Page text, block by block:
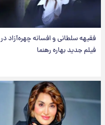
فقیهه سلطانی و افسانه چهره‌آزاد در
فیلم جدید بهاره رهنما